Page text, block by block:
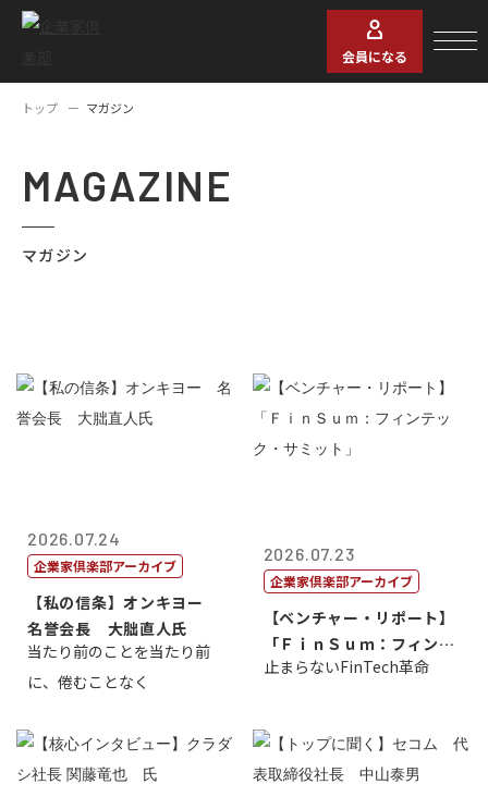
会員になる
トップ マガジン
MAGAZINE
マガジン
2026.07.24
企業家倶楽部アーカイブ
【私の信条】オンキヨー
名誉会長 大朏直人氏
当たり前のことを当たり前
に、倦むことなく
2026.07.23
企業家倶楽部アーカイブ
【ベンチャー・リポート】
「ＦｉｎＳｕｍ：フィンテ
ック・サミッ...
止まらないFinTech革命